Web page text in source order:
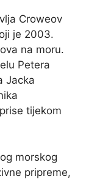
Croweov
je 2003.
na moru.
Petera
Jacka
tijekom
morskog
pripreme,